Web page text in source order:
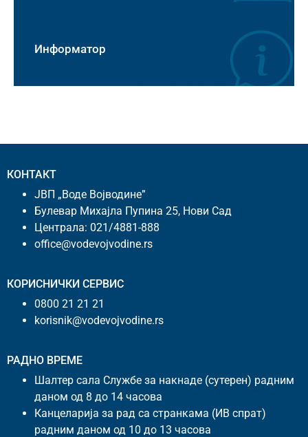
Информатор
КОНТАКТ
ЈВП „Воде Војводине”
Булевар Михајла Пупина 25, Нови Сад
Централа: 021/4881-888
office@vodevojvodine.rs
КОРИСНИЧКИ СЕРВИС
0800 21 21 21
korisnik@vodevojvodine.rs
РАДНО ВРЕМЕ
Шалтер сала Службе за накнаде (сутерен) радним
даном од 8 до 14 часова
Канцеларија за рад са странкама (ИВ спрат)
радним даном од 10 до 13 часова